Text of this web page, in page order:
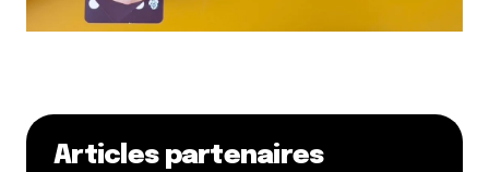
Articles partenaires